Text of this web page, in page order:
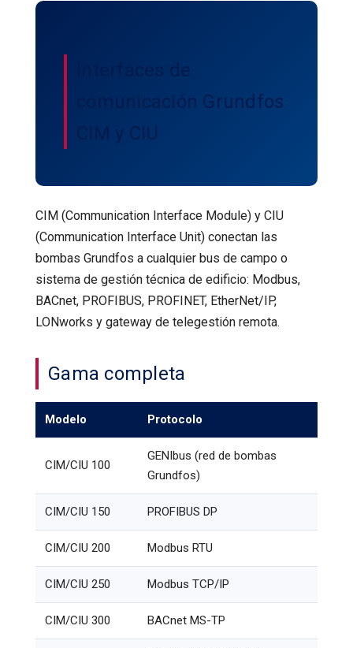
Interfaces de
comunicación Grundfos
CIM y CIU
CIM (Communication Interface Module) y CIU
(Communication Interface Unit) conectan las
bombas Grundfos a cualquier bus de campo o
sistema de gestión técnica de edificio: Modbus,
BACnet, PROFIBUS, PROFINET, EtherNet/IP,
LONworks y gateway de telegestión remota.
Gama completa
Modelo Protocolo
CIM/CIU 100
GENIbus (red de bombas
Grundfos)
CIM/CIU 150 PROFIBUS DP
CIM/CIU 200 Modbus RTU
CIM/CIU 250 Modbus TCP/IP
CIM/CIU 300 BACnet MS-TP